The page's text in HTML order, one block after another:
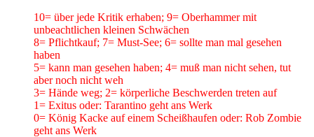
10= über jede Kritik erhaben; 9= Oberhammer mit
unbeachtlichen kleinen Schwächen
8= Pflichtkauf; 7= Must-See; 6= sollte man mal gesehen
haben
5= kann man gesehen haben; 4= muß man nicht sehen, tut
aber noch nicht weh
3= Hände weg; 2= körperliche Beschwerden treten auf
1= Exitus oder: Tarantino geht ans Werk
0= König Kacke auf einem Scheißhaufen oder: Rob Zombie
geht ans Werk